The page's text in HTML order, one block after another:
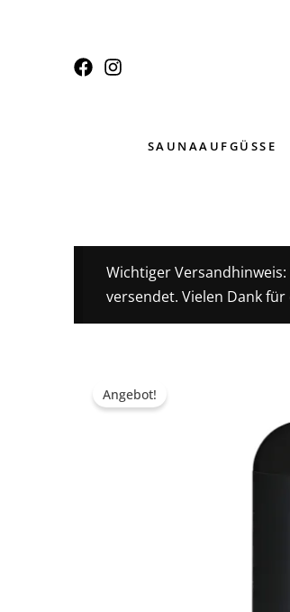
SAUNAAUFGÜSSE
Wichtiger
versendet. Vielen Dank
Angebot!